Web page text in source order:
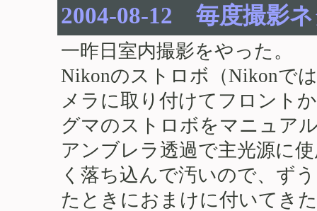
2004-08-12 毎度撮影
一昨日室内撮影をやった。
Nikonのストロボ（Nikonで
メラに取り付けてフロント
グマのストロボをマニュア
アンブレラ透過で主光源に
く落ち込んで汚いので、ず
たときにおまけに付いてき